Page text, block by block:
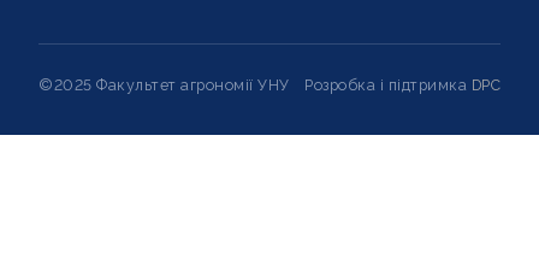
©2025 Факультет агрономії УНУ Розробка і підтримка DPC